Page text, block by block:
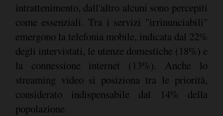
intrattenimento, dall'altro alcuni sono percepiti
come essenziali. Tra i servizi "irrinunciabili"
emergono la telefonia mobile, indicata dal 22%
degli intervistati, le utenze domestiche (18%) e
la connessione internet (13%). Anche lo
streaming video si posiziona tra le priorità,
considerato indispensabile dal 14% della
popolazione.